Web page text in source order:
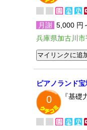
月謝 5,000 円
兵庫県加古川
ピアノランド宝
0 『基